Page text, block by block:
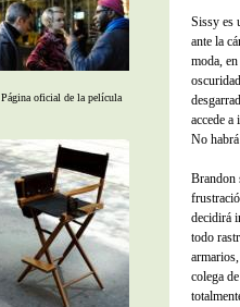
Página oficial de la película
Sissy es
ante la
moda,
accede
No
Brandon
decidirá
todo
colega